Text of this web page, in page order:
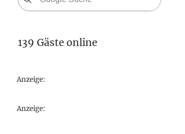
139 Gäste online
Anzeige:
Anzeige: